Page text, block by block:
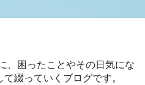
、困ったことやその日気にな
綴っていくブログです。